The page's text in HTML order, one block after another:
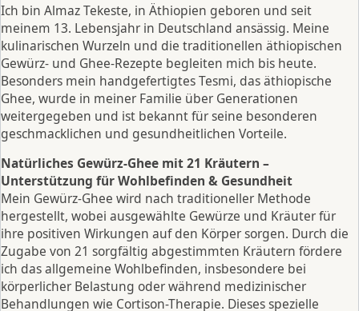
Ich bin Almaz Tekeste, in Äthiopien geboren und seit
meinem 13. Lebensjahr in Deutschland ansässig. Meine
kulinarischen Wurzeln und die traditionellen äthiopischen
Gewürz- und Ghee-Rezepte begleiten mich bis heute.
Besonders mein handgefertigtes Tesmi, das äthiopische
Ghee, wurde in meiner Familie über Generationen
weitergegeben und ist bekannt für seine besonderen
geschmacklichen und gesundheitlichen Vorteile.
Natürliches Gewürz-Ghee mit 21 Kräutern –
Unterstützung für Wohlbefinden & Gesundheit
Mein Gewürz-Ghee wird nach traditioneller Methode
hergestellt, wobei ausgewählte Gewürze und Kräuter für
ihre positiven Wirkungen auf den Körper sorgen. Durch die
Zugabe von 21 sorgfältig abgestimmten Kräutern fördere
ich das allgemeine Wohlbefinden, insbesondere bei
körperlicher Belastung oder während medizinischer
Behandlungen wie Cortison-Therapie. Dieses spezielle